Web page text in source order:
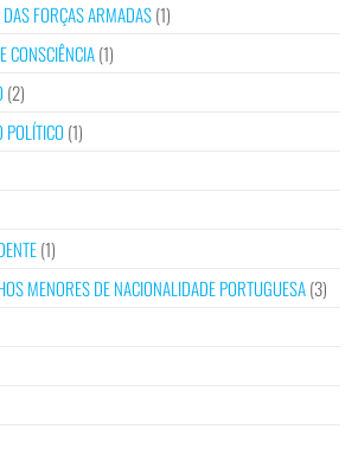
DAS FORÇAS ARMADAS(1)
CONSCIÊNCIA(1)
(2)
POLÍTICO (1)
(1)
MENORES DE NACIONALIDADE PORTUGUESA(3)